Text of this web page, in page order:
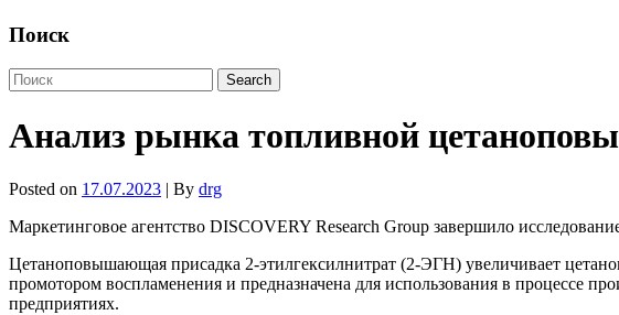
Поиск
Анализ рынка топливной
Posted on 17.07.2023 | By drg
Маркетинговое агентство DISCOVERY Research Group завершило
Цетаноповышающая присадка 2-этилгексилнитрат (2-ЭГН) увеличивает
промотором воспламенения и предназначена для использования в процессе
предприятиях.